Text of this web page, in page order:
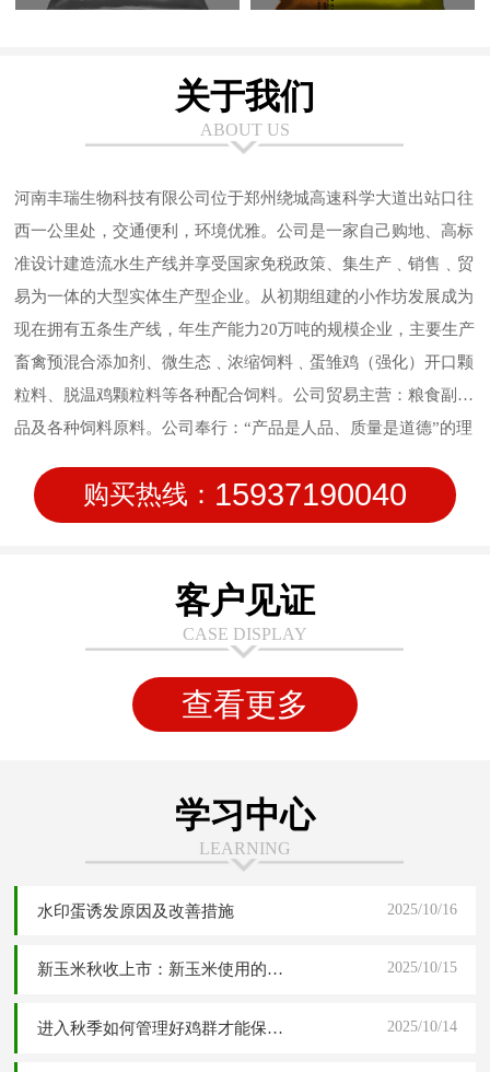
关于我们
ABOUT US
河南丰瑞生物科技有限公司位于郑州绕城高速科学大道出站口往
西一公里处，交通便利，环境优雅。公司是一家自己购地、高标
准设计建造流水生产线并享受国家免税政策、集生产﹑销售﹑贸
易为一体的大型实体生产型企业。从初期组建的小作坊发展成为
现在拥有五条生产线，年生产能力20万吨的规模企业，主要生产
畜禽预混合添加剂、微生态﹑浓缩饲料﹑蛋雏鸡（强化）开口颗
粒料、脱温鸡颗粒料等各种配合饲料。公司贸易主营：粮食副产
品及各种饲料原料。公司奉行：“产品是人品、质量是道德”的理
饲料品质管理；公司在研发方面持续投入，在新技术方面不断创
新，让使用产品的客户满意。安全、稳定、高质量的产品输出是
购买热线： 15937190040
客户见证
CASE DISPLAY
查看更多
学习中心
LEARNING
水印蛋诱发原因及改善措施 2025/10/16
新玉米秋收上市：新玉米使用的四大危害分析与五大解决应对方案 2025/10/15
进入秋季如何管理好鸡群才能保障高产稳产 2025/10/14